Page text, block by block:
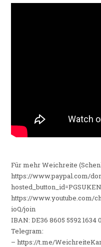
Für mehr Weichreite
https://www.paypal.com/
https://www.youtube.com/
ioQ/join
IBAN: DE36 8605 5592 1634
Telegram:
– https://t.me/